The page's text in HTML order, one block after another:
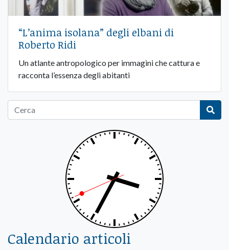
“L’anima isolana” degli elbani di
Roberto Ridi
Un atlante antropologico per immagini che cattura e
racconta l’essenza degli abitanti
Calendario articoli